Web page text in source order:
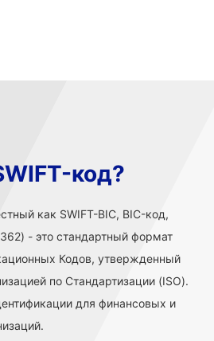
код?
как SWIFT-BIC, BIC-код,
- это стандартный формат
Кодов, утвержденный
по Стандартизации (ISO).
для финансовых и